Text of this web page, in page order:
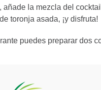
añade la mezcla del
toronja asada, ¡y disfruta!
puedes preparar dos